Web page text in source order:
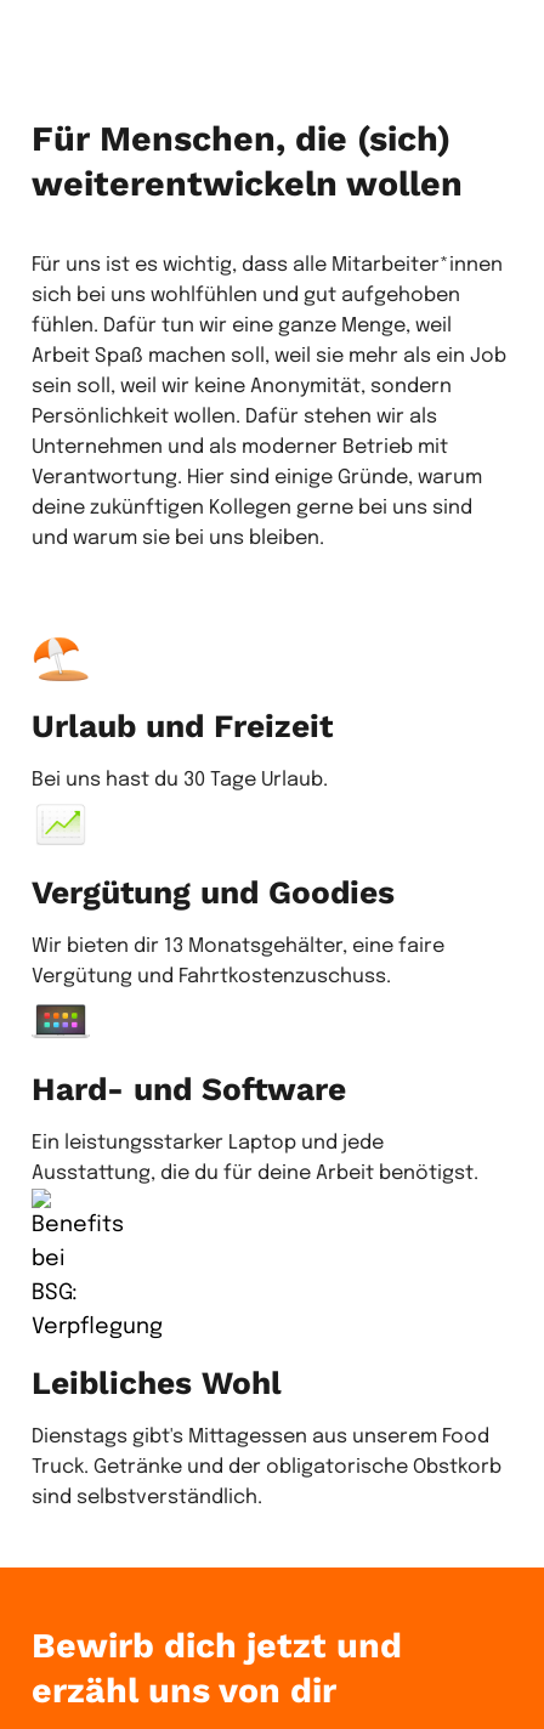
Für Menschen, die (sich)
weiterentwickeln wollen
Für uns ist es wichtig, dass alle Mitarbeiter*innen
sich bei uns wohlfühlen und gut aufgehoben
fühlen. Dafür tun wir eine ganze Menge, weil
Arbeit Spaß machen soll, weil sie mehr als ein Job
sein soll, weil wir keine Anonymität, sondern
Persönlichkeit wollen. Dafür stehen wir als
Unternehmen und als moderner Betrieb mit
Verantwortung. Hier sind einige Gründe, warum
deine zukünftigen Kollegen gerne bei uns sind
und warum sie bei uns bleiben.
Urlaub und Freizeit
Bei uns hast du 30 Tage Urlaub.
Vergütung und Goodies
Wir bieten dir 13 Monatsgehälter, eine faire
Vergütung und Fahrtkostenzuschuss.
Hard- und Software
Ein leistungsstarker Laptop und jede
Ausstattung, die du für deine Arbeit benötigst.
Leibliches Wohl
Dienstags gibt's Mittagessen aus unserem Food
Truck. Getränke und der obligatorische Obstkorb
sind selbstverständlich.
Bewirb dich jetzt und
erzähl uns von dir